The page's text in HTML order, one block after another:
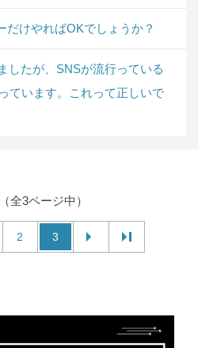
だけやればOKでしょうか？
したが、SNSが流行っている
ています。これって正しいで
全3ページ中）
2 3